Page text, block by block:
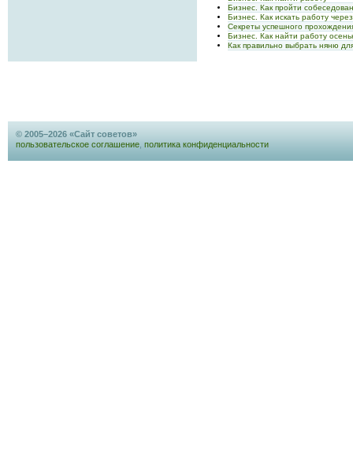
Бизнес. Как пройти
Бизнес. Как искать работу
Секреты успешного
Бизнес. Как найти работу
Как правильно выбрать няню
© 2005–2026 «Сайт советов»
пользовательское соглашение политика конфиденциальности